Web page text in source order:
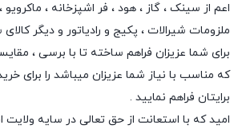
اعم از سینک ، گاز ، هود ، فر اشپزخانه ،
ملزومات شیرالات ، پکیج و رادیاتور و دیگر
برای شما عزیزان فراهم ساخته تا با برسی ،
که مناسب با نیاز شما عزیزان میباشد را برای
برایتان فراهم نمایید .
امید که با استعانت از حق تعالی در سایه